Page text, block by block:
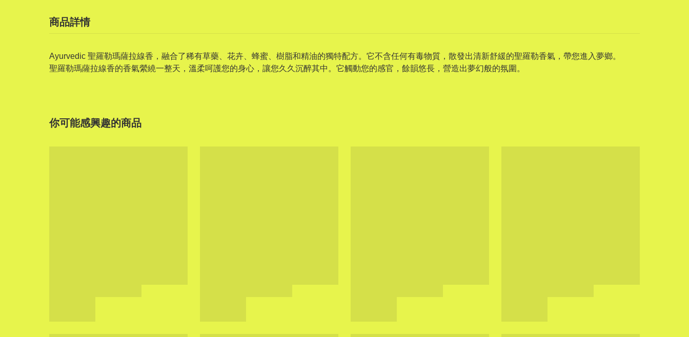
商品詳情
Ayurvedic 聖羅勒瑪薩拉線香，融合了稀有草藥、花卉、蜂蜜、樹脂和精油的獨特配方。它不含任何有毒物質，散發出清新舒緩的聖羅勒香氣，帶您進入夢鄉。
聖羅勒瑪薩拉線香的香氣縈繞一整天，溫柔呵護您的身心，讓您久久沉醉其中。它觸動您的感官，餘韻悠長，營造出夢幻般的氛圍。
你可能感興趣的商品